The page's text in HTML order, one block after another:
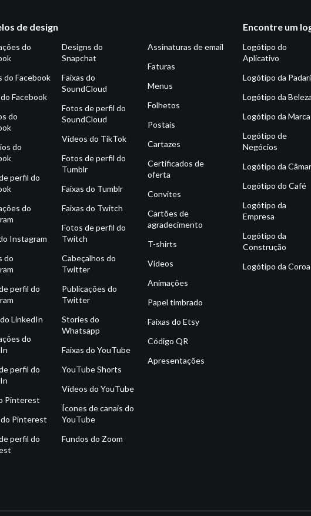
de design
do
do Facebook
Facebook
do
do
perfil do
do
Instagram
do
perfil do
LinkedIn
do
perfil do
Pinterest
do Pinterest
perfil do
Designs do
Snapchat
Faixas do
SoundCloud
Fotos de perfil do
SoundCloud
Vídeos do TikTok
Fotos de perfil do
Tumblr
Faixas do Tumblr
Faixas do Twitch
Fotos de perfil do
Twitch
Cabeçalhos do
Twitter
Publicações do
Twitter
Stories do
Whatsapp
Faixas do YouTube
YouTube Shorts
Vídeos do YouTube
Ícones de canais do
YouTube
Fundos do Zoom
Assinaturas de email
Faturas
Menus
Folhetos
Postais
Cartazes
Certificados de
oferta
Convites
Cartões de
agradecimento
T-shirts
Vídeos
Animações
Papel timbrado
Faixas do Etsy
Código QR
Apresentações
Encontre um
Logótipo do
Aplicativo
Logótipo da
Logótipo da Beleza
Logótipo da Marca
Logótipo de
Negócios
Logótipo da
Logótipo do Café
Logótipo da
Empresa
Logótipo da
Construção
Logótipo da Coroa